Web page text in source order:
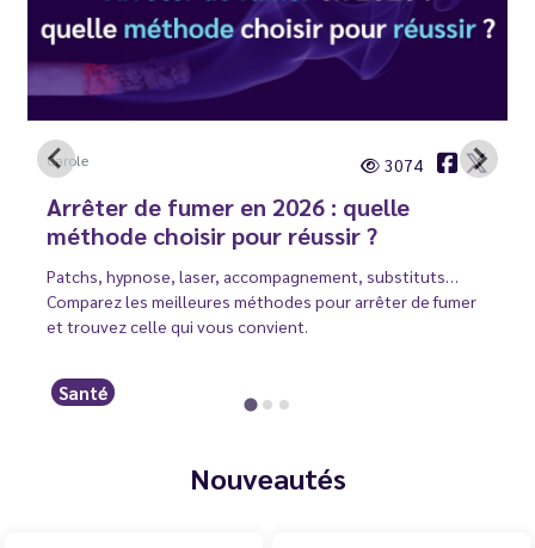
Carole 3074
Arrêter de fumer en 2026 : quelle
méthode choisir pour réussir ?
Patchs, hypnose, laser, accompagnement, substituts…
Comparez les meilleures méthodes pour arrêter de fumer
et trouvez celle qui vous convient.
Santé
Nouveautés